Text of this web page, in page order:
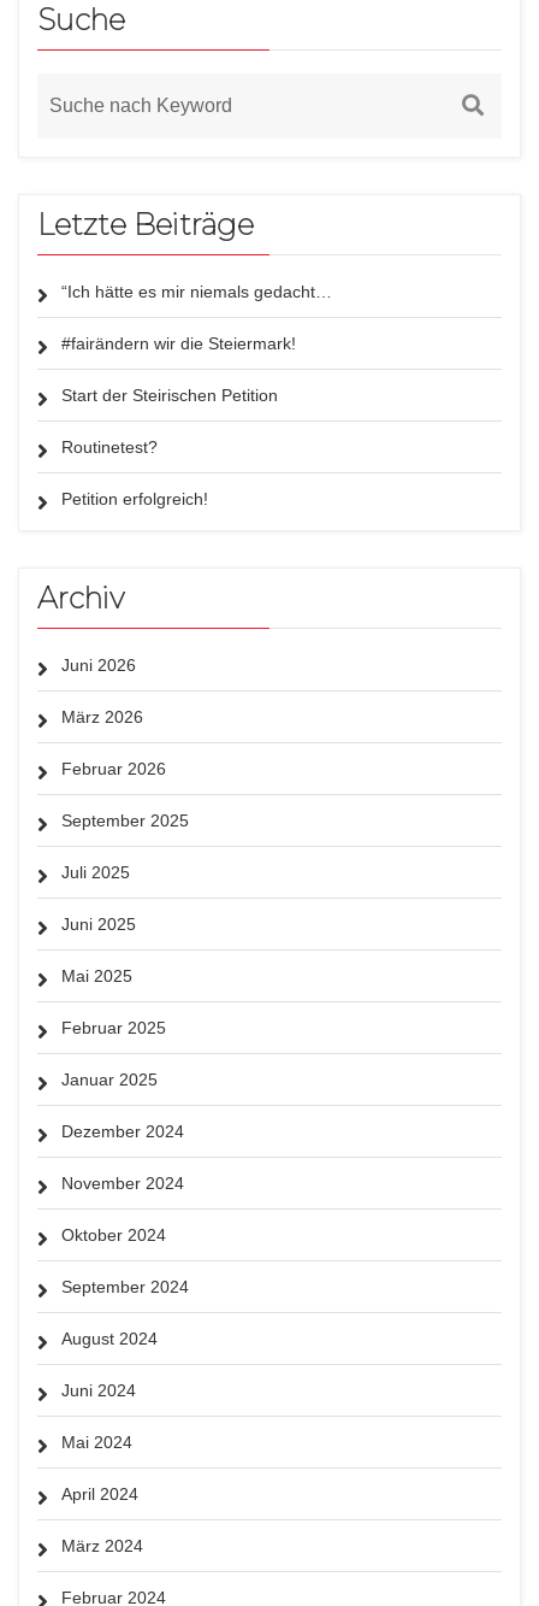
Suche
Letzte Beiträge
“Ich hätte es mir niemals gedacht…
#fairändern wir die Steiermark!
Start der Steirischen Petition
Routinetest?
Petition erfolgreich!
Archiv
Juni 2026
März 2026
Februar 2026
September 2025
Juli 2025
Juni 2025
Mai 2025
Februar 2025
Januar 2025
Dezember 2024
November 2024
Oktober 2024
September 2024
August 2024
Juni 2024
Mai 2024
April 2024
März 2024
Februar 2024